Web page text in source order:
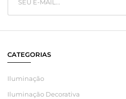
CATEGORIAS
Iluminação
Iluminação Decorativa